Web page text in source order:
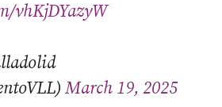
vhKjDYazyW
March 19, 2025